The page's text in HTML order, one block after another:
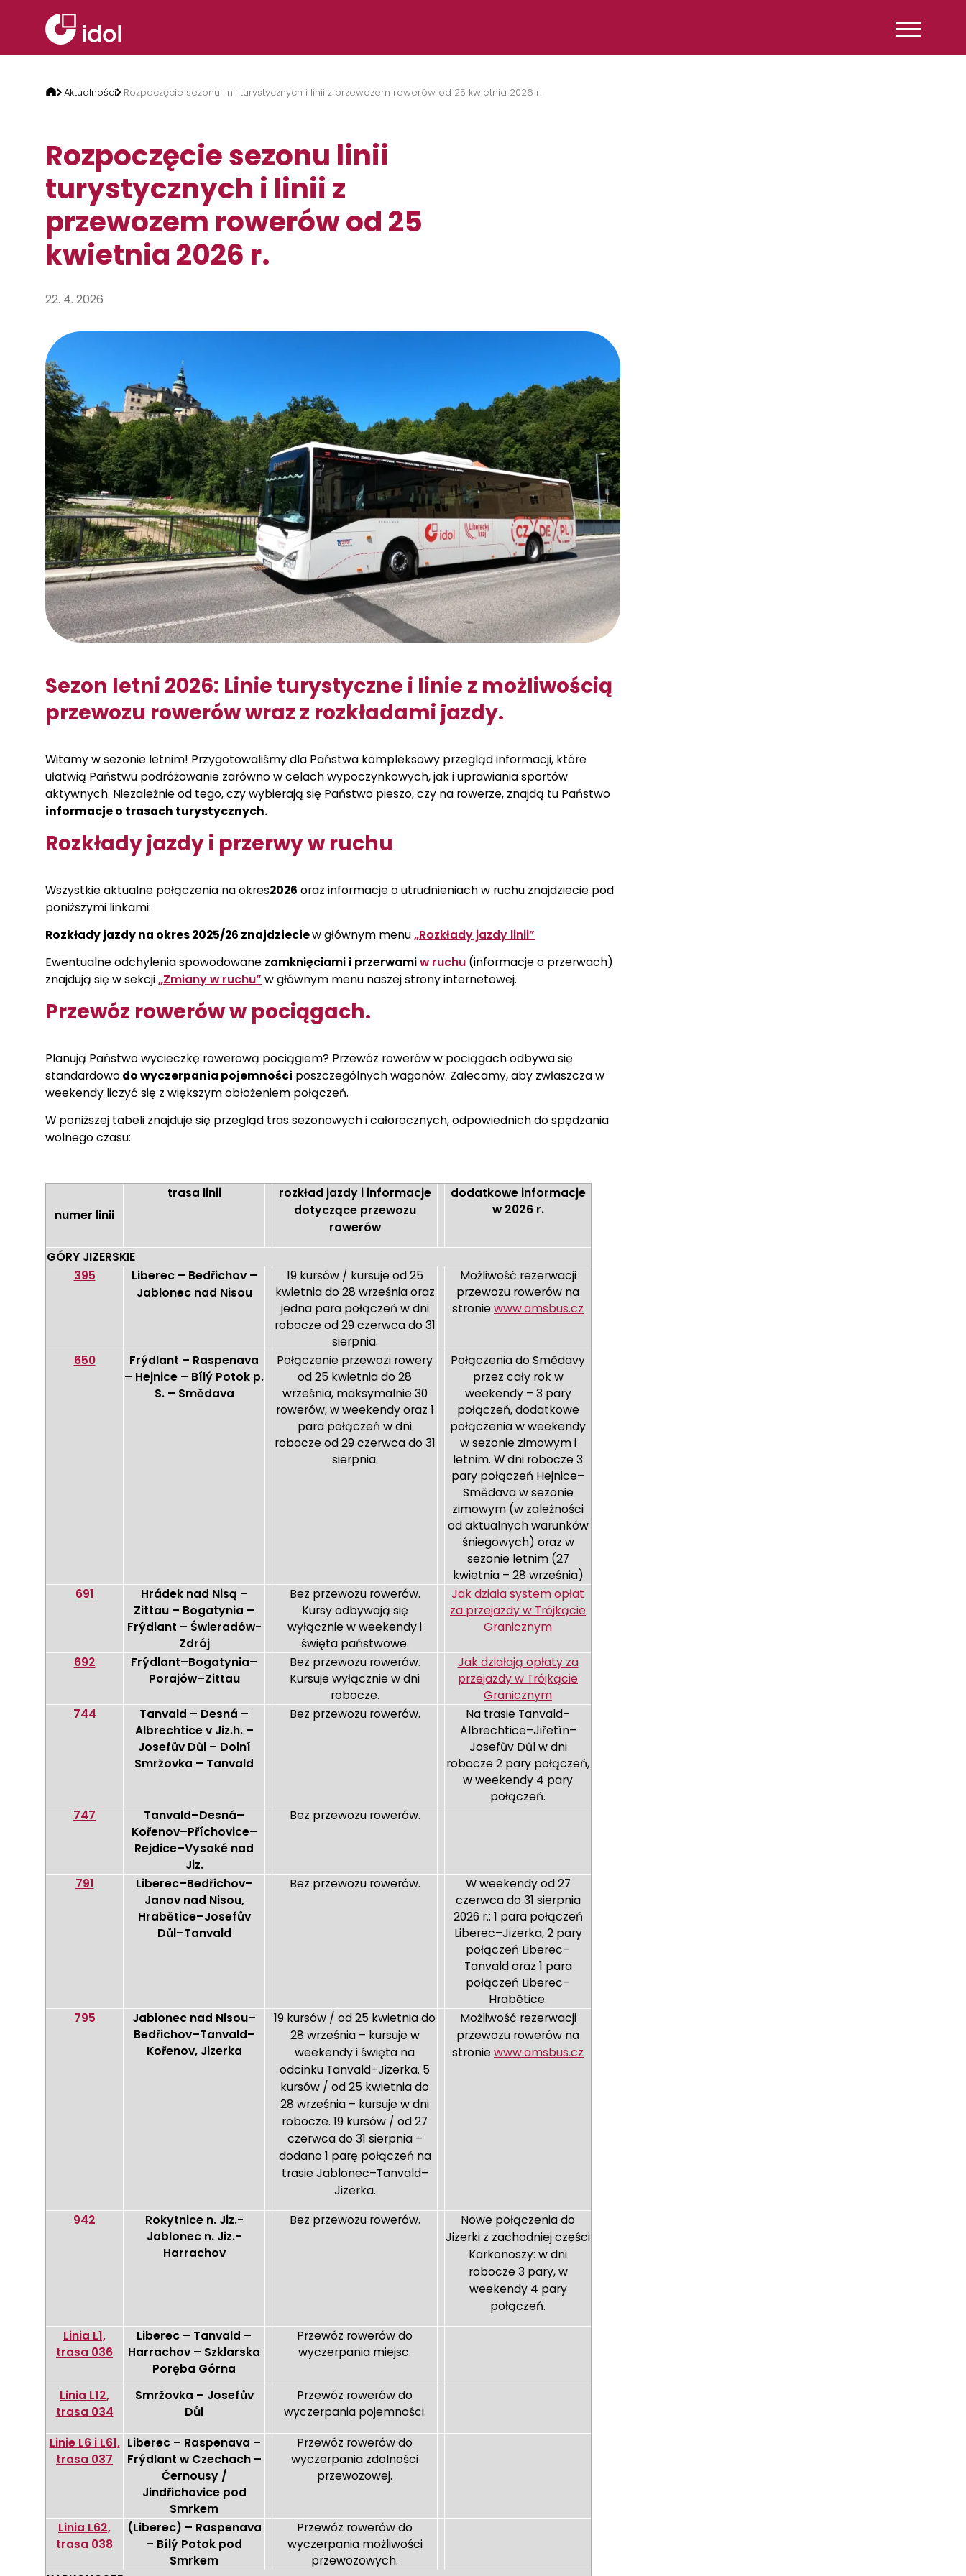
Aktualności Rozpoczęcie sezonu linii turystycznych i linii z przewozem rowerów od 25 kwietnia 2026 r.
Rozpoczęcie sezonu linii
turystycznych i linii z
przewozem rowerów od 25
kwietnia 2026 r.
22. 4. 2026
Sezon letni 2026: Linie turystyczne i linie z możliwością
przewozu rowerów wraz z rozkładami jazdy.
Witamy w sezonie letnim! Przygotowaliśmy dla Państwa kompleksowy przegląd informacji, które
ułatwią Państwu podróżowanie zarówno w celach wypoczynkowych, jak i uprawiania sportów
aktywnych. Niezależnie od tego, czy wybierają się Państwo pieszo, czy na rowerze, znajdą tu Państwo
informacje o trasach turystycznych.
Rozkłady jazdy i przerwy w ruchu
Wszystkie aktualne połączenia na okres2026 oraz informacje o utrudnieniach w ruchu znajdziecie pod
poniższymi linkami:
Rozkłady jazdy na okres 2025/26 znajdzieciew głównym menu„Rozkłady jazdy linii”
Ewentualne odchylenia spowodowane zamknięciami i przerwamiw ruchu (informacje o przerwach)
znajdują się w sekcji„Zmiany w ruchu” w głównym menu naszej strony internetowej.
Przewóz rowerów w pociągach.
Planują Państwo wycieczkę rowerową pociągiem? Przewóz rowerów w pociągach odbywa się
standardowodo wyczerpania pojemności poszczególnych wagonów. Zalecamy, aby zwłaszcza w
weekendy liczyć się z większym obłożeniem połączeń.
W poniższej tabeli znajduje się przegląd tras sezonowych i całorocznych, odpowiednich do spędzania
wolnego czasu:
numer linii
trasa linii
rozkład jazdy i informacje
dotyczące przewozu
rowerów
dodatkowe informacje
w 2026 r.
GÓRY JIZERSKIE
395
Liberec – Bedřichov –
Jablonec nad Nisou
19 kursów / kursuje od 25
kwietnia do 28 września oraz
jedna para połączeń w dni
robocze od 29 czerwca do 31
sierpnia.
Możliwość rezerwacji
przewozu rowerów na
stroniewww.amsbus.cz
650
Frýdlant – Raspenava
– Hejnice – Bílý Potok p.
S. – Smědava
Połączenie przewozi rowery
od 25 kwietnia do 28
września, maksymalnie 30
rowerów, w weekendy oraz 1
para połączeń w dni
robocze od 29 czerwca do 31
sierpnia.
Połączenia do Smědavy
przez cały rok w
weekendy – 3 pary
połączeń, dodatkowe
połączenia w weekendy
w sezonie zimowym i
letnim. W dni robocze 3
pary połączeń Hejnice–
Smědava w sezonie
zimowym (w zależności
od aktualnych warunków
śniegowych) oraz w
sezonie letnim (27
kwietnia – 28 września)
691
Hrádek nad Nisą –
Zittau – Bogatynia –
Frýdlant – Świeradów-
Zdrój
Bez przewozu rowerów.
Kursy odbywają się
wyłącznie w weekendy i
święta państwowe.
Jak działa system opłat
za przejazdy w Trójkącie
Granicznym
692
Frýdlant–Bogatynia–
Porajów–Zittau
Bez przewozu rowerów.
Kursuje wyłącznie w dni
robocze.
Jak działają opłaty za
przejazdy w Trójkącie
Granicznym
744
Tanvald – Desná –
Albrechtice v Jiz.h. –
Josefův Důl – Dolní
Smržovka – Tanvald
Bez przewozu rowerów.
Na trasie Tanvald–
Albrechtice–Jiřetín–
Josefův Důl w dni
robocze 2 pary połączeń,
w weekendy 4 pary
połączeń.
747
Tanvald–Desná–
Kořenov–Příchovice–
Rejdice–Vysoké nad
Jiz.
Bez przewozu rowerów.
791
Liberec–Bedřichov–
Janov nad Nisou,
Hrabětice–Josefův
Důl–Tanvald
Bez przewozu rowerów.
W weekendy od 27
czerwca do 31 sierpnia
2026 r.: 1 para połączeń
Liberec–Jizerka, 2 pary
połączeń Liberec–
Tanvald oraz 1 para
połączeń Liberec–
Hrabětice.
795
Jablonec nad Nisou–
Bedřichov–Tanvald–
Kořenov, Jizerka
19 kursów / od 25 kwietnia do
28 września – kursuje w
weekendy i święta na
odcinku Tanvald–Jizerka. 5
kursów / od 25 kwietnia do
28 września – kursuje w dni
robocze. 19 kursów / od 27
czerwca do 31 sierpnia –
dodano 1 parę połączeń na
trasie Jablonec–Tanvald–
Jizerka.
Możliwość rezerwacji
przewozu rowerów na
stroniewww.amsbus.cz
942
Rokytnice n. Jiz.-
Jablonec n. Jiz.-
Harrachov
Bez przewozu rowerów.
Nowe połączenia do
Jizerki z zachodniej części
Karkonoszy: w dni
robocze 3 pary, w
weekendy 4 pary
połączeń.
Linia L1,
trasa 036
Liberec – Tanvald –
Harrachov – Szklarska
Poręba Górna
Przewóz rowerów do
wyczerpania miejsc.
Linia L12,
trasa 034
Smržovka – Josefův
Důl
Przewóz rowerów do
wyczerpania pojemności.
Linie L6 i L61,
trasa 037
Liberec – Raspenava –
Frýdlant w Czechach –
Černousy /
Jindřichovice pod
Smrkem
Przewóz rowerów do
wyczerpania zdolności
przewozowej.
Linia L62,
trasa 038
(Liberec) – Raspenava
– Bílý Potok pod
Smrkem
Przewóz rowerów do
wyczerpania możliwości
przewozowych.